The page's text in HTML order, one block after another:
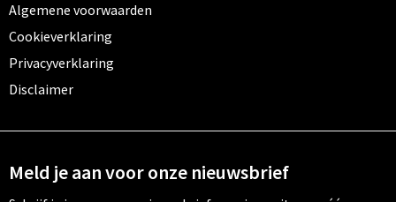
Algemene voorwaarden
Cookieverklaring
Privacyverklaring
Disclaimer
Meld je aan voor onze nieuwsbrief